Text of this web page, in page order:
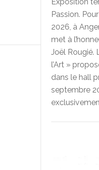
Exposition
Passion.
2026, à
met à
Joël Rougié.
l’Art »
dans le hall
septembre